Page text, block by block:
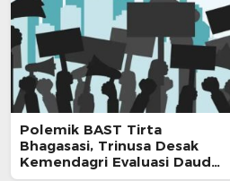
Polemik BAST Tirta
Bhagasasi, Trinusa Desak
Kemendagri Evaluasi Daud